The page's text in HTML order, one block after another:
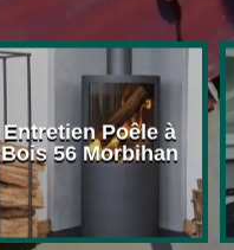
Entretien Poêle à
Bois 56 Morbihan